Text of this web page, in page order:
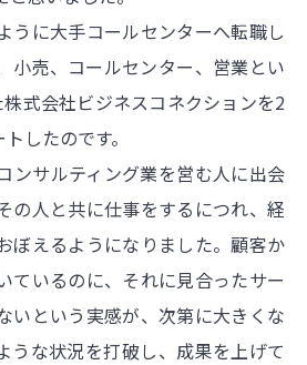
うに大手コールセンターへ転職し
小売、コールセンター、営業とい
式会社ビジネスコネクションを2
したのです。
ンサルティング業を営む人に出会
の人と共に仕事をするにつれ、経
ぼえるようになりました。顧客か
ているのに、それに見合ったサー
いという実感が、次第に大きくな
うな状況を打破し、成果を上げて